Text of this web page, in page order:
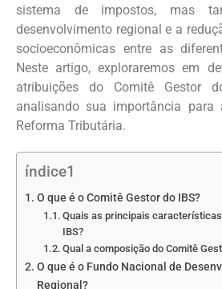
sistema de impostos, mas
desenvolvimento regional e a
socioeconômicas entre as
Neste artigo, exploraremos em
atribuições do Comitê Gestor
analisando sua importância para
Reforma Tributária.
índice1
O que é o Comitê Gestor do IBS?
Quais as principais
IBS?
Qual a composição do Comitê
O que é o Fundo Nacional de
Regional?